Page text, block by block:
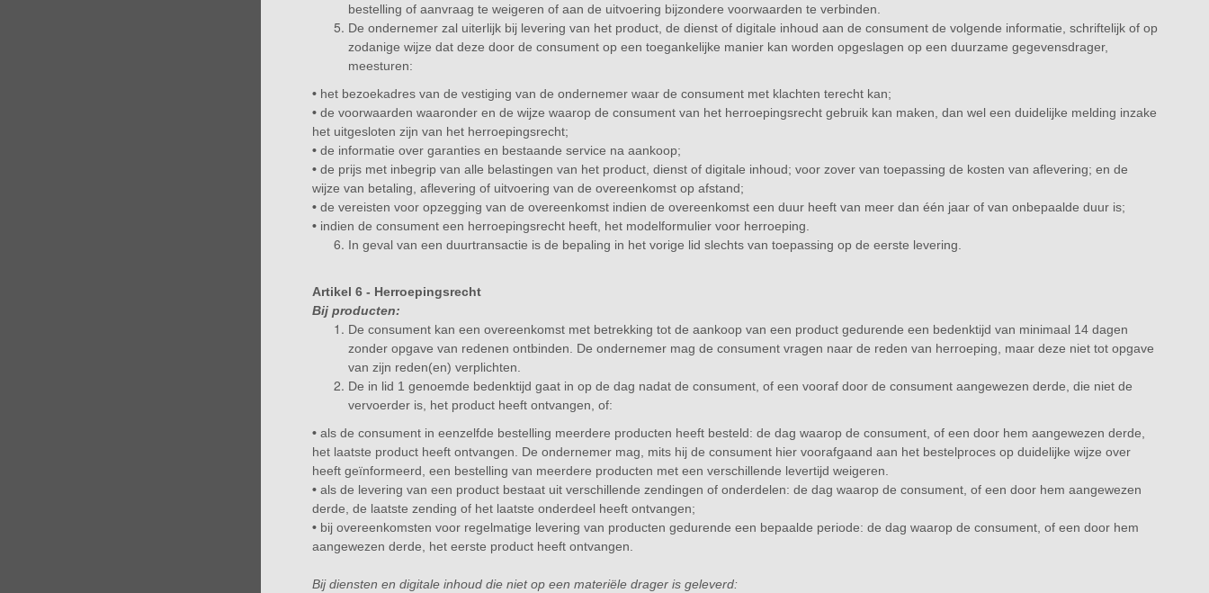
bestelling of aanvraag te weigeren of aan de uitvoering bijzondere voorwaarden te verbinden.
De ondernemer zal uiterlijk bij levering van het product, de dienst of digitale inhoud aan de consument de volgende informatie, schriftelijk of op
zodanige wijze dat deze door de consument op een toegankelijke manier kan worden opgeslagen op een duurzame gegevensdrager,
meesturen:
• het bezoekadres van de vestiging van de ondernemer waar de consument met klachten terecht kan;
• de voorwaarden waaronder en de wijze waarop de consument van het herroepingsrecht gebruik kan maken, dan wel een duidelijke melding inzake
het uitgesloten zijn van het herroepingsrecht;
• de informatie over garanties en bestaande service na aankoop;
• de prijs met inbegrip van alle belastingen van het product, dienst of digitale inhoud; voor zover van toepassing de kosten van aflevering; en de
wijze van betaling, aflevering of uitvoering van de overeenkomst op afstand;
• de vereisten voor opzegging van de overeenkomst indien de overeenkomst een duur heeft van meer dan één jaar of van onbepaalde duur is;
• indien de consument een herroepingsrecht heeft, het modelformulier voor herroeping.
In geval van een duurtransactie is de bepaling in het vorige lid slechts van toepassing op de eerste levering.
Artikel 6 - Herroepingsrecht
Bij producten:
De consument kan een overeenkomst met betrekking tot de aankoop van een product gedurende een bedenktijd van minimaal 14 dagen
zonder opgave van redenen ontbinden. De ondernemer mag de consument vragen naar de reden van herroeping, maar deze niet tot opgave
van zijn reden(en) verplichten.
De in lid 1 genoemde bedenktijd gaat in op de dag nadat de consument, of een vooraf door de consument aangewezen derde, die niet de
vervoerder is, het product heeft ontvangen, of:
• als de consument in eenzelfde bestelling meerdere producten heeft besteld: de dag waarop de consument, of een door hem aangewezen derde,
het laatste product heeft ontvangen. De ondernemer mag, mits hij de consument hier voorafgaand aan het bestelproces op duidelijke wijze over
heeft geïnformeerd, een bestelling van meerdere producten met een verschillende levertijd weigeren.
• als de levering van een product bestaat uit verschillende zendingen of onderdelen: de dag waarop de consument, of een door hem aangewezen
derde, de laatste zending of het laatste onderdeel heeft ontvangen;
• bij overeenkomsten voor regelmatige levering van producten gedurende een bepaalde periode: de dag waarop de consument, of een door hem
aangewezen derde, het eerste product heeft ontvangen.
Bij diensten en digitale inhoud die niet op een materiële drager is geleverd: